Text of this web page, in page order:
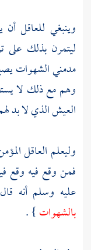
وينبغي للعاقل
ليتمرن بذلك على
مدمني الشهوات
وهم مع ذلك لا
العيش الذي لا بد
وليعلم العاقل
فمن وقع فيه وقع
عليه وسلم أنه
بالشهوات} .